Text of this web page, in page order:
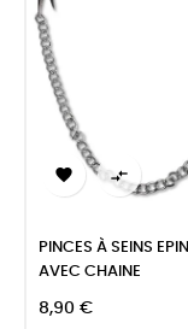
 
PINCES À SEINS
AVEC CHAINE
8,90 €